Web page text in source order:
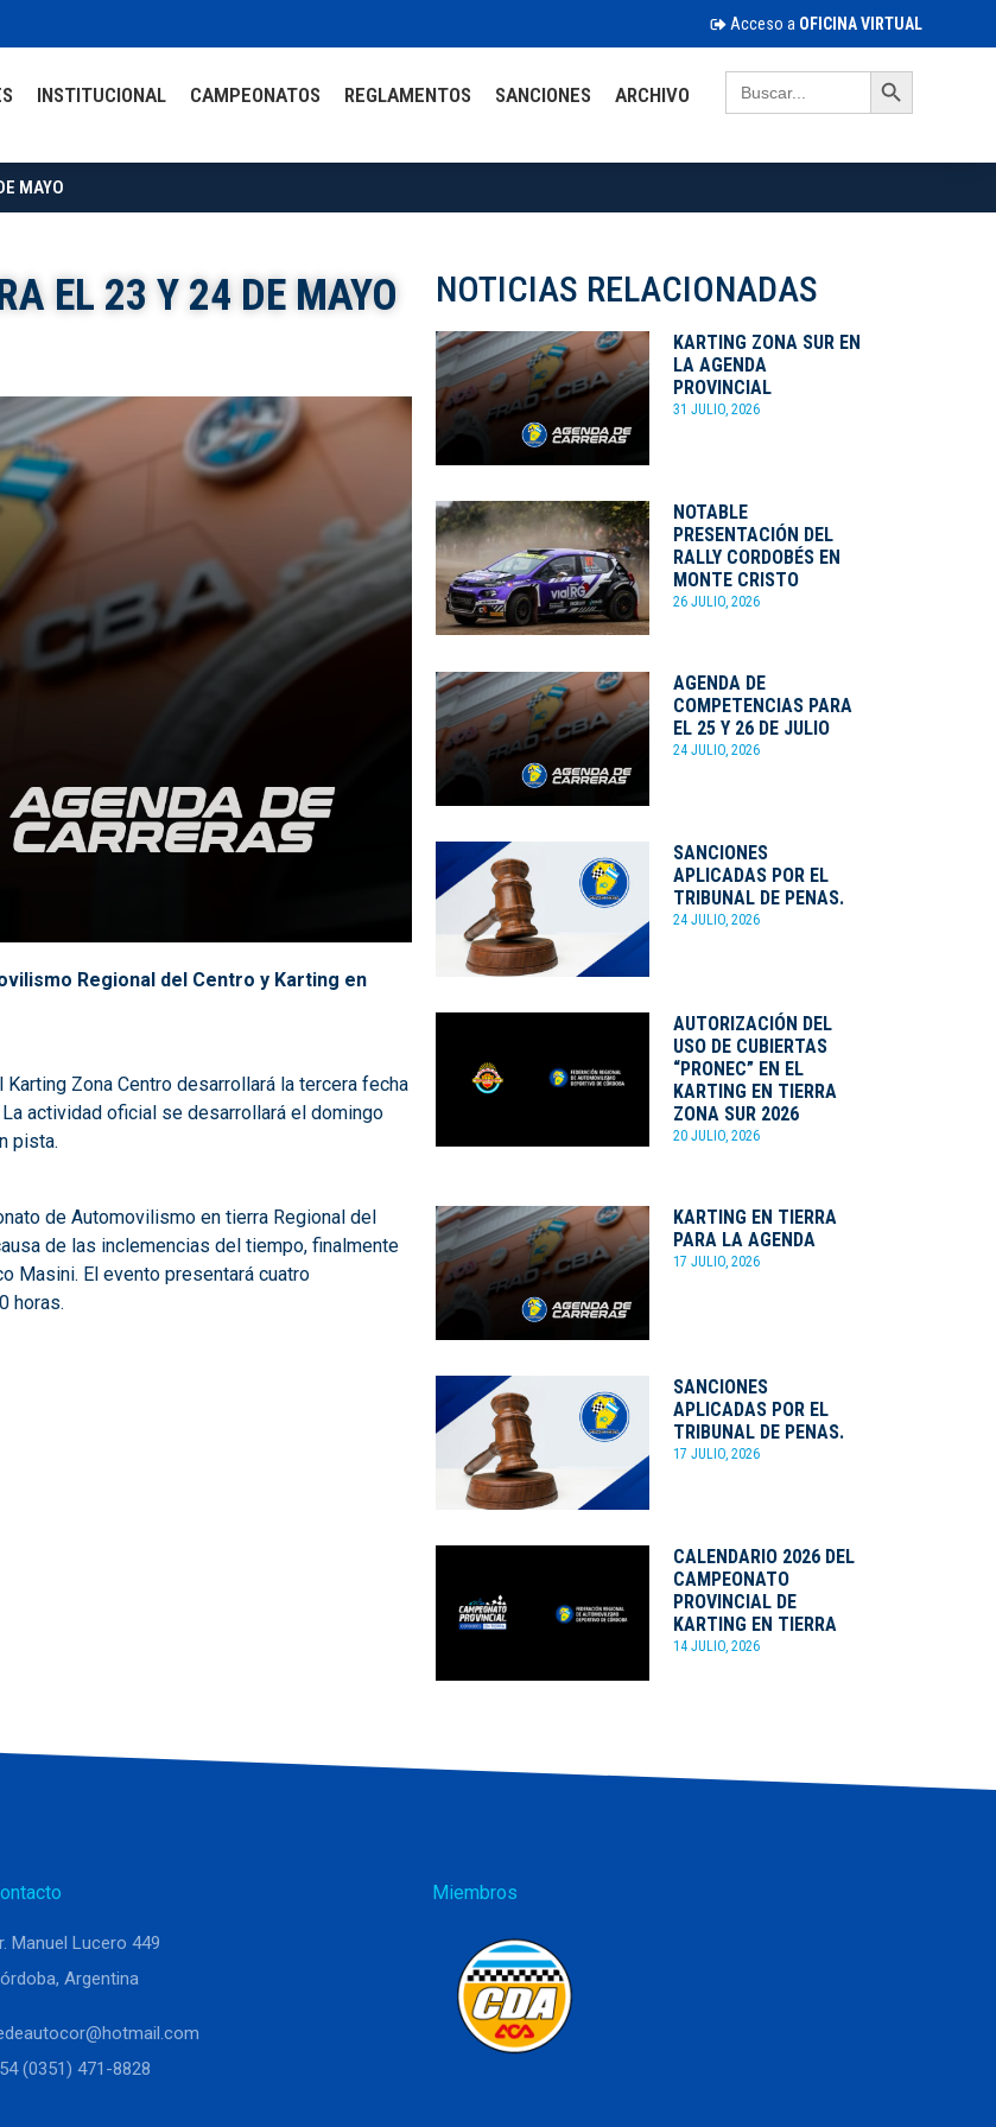
Acceso a OFICINA VIRTUAL
INSTITUCIONAL CAMPEONATOS REGLAMENTOS SANCIONES ARCHIVO
Search
for:
Search Button
MAYO
EL 23 Y 24 DE MAYO
Regional del Centro y Karting en
Zona Centro desarrollará la tercera fecha
actividad oficial se desarrollará el domingo
pista.
de Automovilismo en tierra Regional del
de las inclemencias del tiempo, finalmente
Masini. El evento presentará cuatro
horas.
NOTICIAS RELACIONADAS
KARTING ZONA SUR EN
LA AGENDA
PROVINCIAL
31 JULIO, 2026
NOTABLE
PRESENTACIÓN DEL
RALLY CORDOBÉS EN
MONTE CRISTO
26 JULIO, 2026
AGENDA DE
COMPETENCIAS PARA
EL 25 Y 26 DE JULIO
24 JULIO, 2026
SANCIONES
APLICADAS POR EL
TRIBUNAL DE PENAS.
24 JULIO, 2026
AUTORIZACIÓN DEL
USO DE CUBIERTAS
“PRONEC” EN EL
KARTING EN TIERRA
ZONA SUR 2026
20 JULIO, 2026
KARTING EN TIERRA
PARA LA AGENDA
17 JULIO, 2026
SANCIONES
APLICADAS POR EL
TRIBUNAL DE PENAS.
17 JULIO, 2026
CALENDARIO 2026 DEL
CAMPEONATO
PROVINCIAL DE
KARTING EN TIERRA
14 JULIO, 2026
Manuel Lucero 449
Argentina
(0351) 471-8828
Miembros